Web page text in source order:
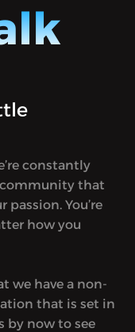
أهم
مدربة
constantly
that
passion. You’re
how you
we have a non-
that is set in
by now to see